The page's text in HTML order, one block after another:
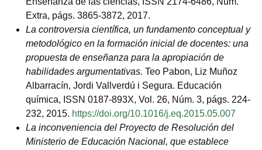
Extra, págs. 3865-3872, 2017.
La controversia científica, un fundamento conceptual y
metodológico en la formación inicial de docentes: una
propuesta de enseñanza para la apropiación de
habilidades argumentativas. Teo Pabon, Liz Muñoz
Albarracín, Jordi Vallverdú i Segura. Educación
química, ISSN 0187-893X, Vol. 26, Núm. 3, págs. 224-
232, 2015. https://doi.org/10.1016/j.eq.2015.05.007
La inconveniencia del Proyecto de Resolución del
Ministerio de Educación Nacional, que establece